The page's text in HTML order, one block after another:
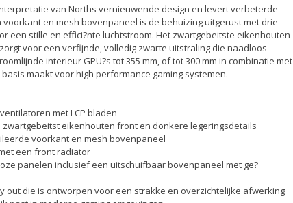
van Norths vernieuwende design en levert verbeterde
en mesh bovenpaneel is de behuizing uitgerust met drie
een stille en effici?nte luchtstroom. Het zwartgebeitste eikenhouten
voor een verfijnde, volledig zwarte uitstraling die naadloos
interieur GPU?s tot 355 mm, of tot 300 mm in combinatie met
maakt voor high performance gaming systemen.
met LCP bladen
eikenhouten front en donkere legeringsdetails
voorkant en mesh bovenpaneel
een front radiator
panelen inclusief een uitschuifbaar bovenpaneel met ge?
out die is ontworpen voor een strakke en overzichtelijke afwerking